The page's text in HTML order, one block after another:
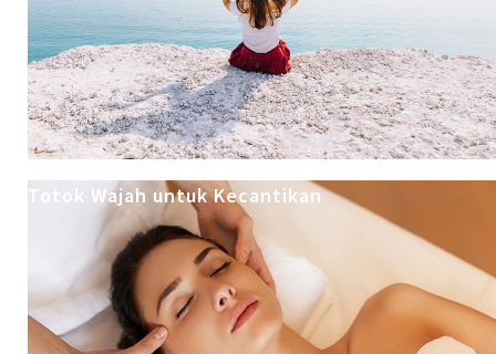
Totok Wajah untuk Kecantikan